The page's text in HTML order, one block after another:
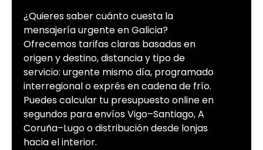
¿Quieres saber cuánto cuesta la
mensajería urgente en Galicia?
Ofrecemos tarifas claras basadas en
origen y destino, distancia y tipo de
servicio: urgente mismo día, programado
interregional o exprés en cadena de frío.
Puedes calcular tu presupuesto online en
segundos para envíos Vigo–Santiago, A
Coruña–Lugo o distribución desde lonjas
hacia el interior.